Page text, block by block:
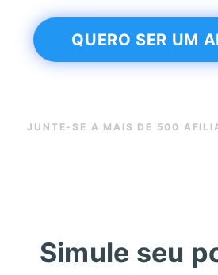
QUERO SER UM
JUNTE-SE A MAIS DE 500
Simule seu